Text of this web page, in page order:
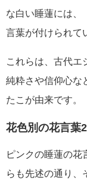
な白い睡蓮には、
言葉が付けられて
これらは、古代エ
純粋さや信仰心な
たこが由来です。
花色別の花言葉
ピンクの睡蓮の花
らも先述の通り、